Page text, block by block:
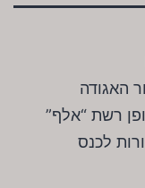
עבור האגודה
רשת “אלף”
לכנס